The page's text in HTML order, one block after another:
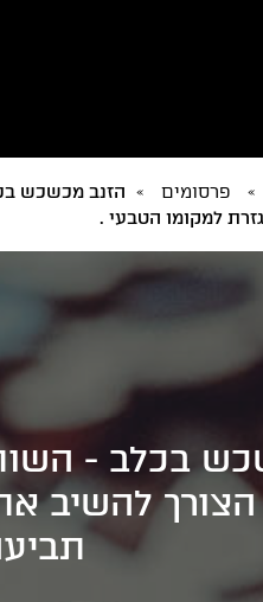
» פרסומים » הזנב מכשכש
למקומו הטבעי .
בכלב -
הצורך להשיב